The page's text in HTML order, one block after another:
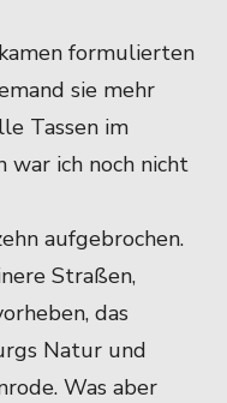
formulierten
sie mehr
Tassen im
war ich noch nicht
aufgebrochen.
Straßen,
das
Natur und
Was aber